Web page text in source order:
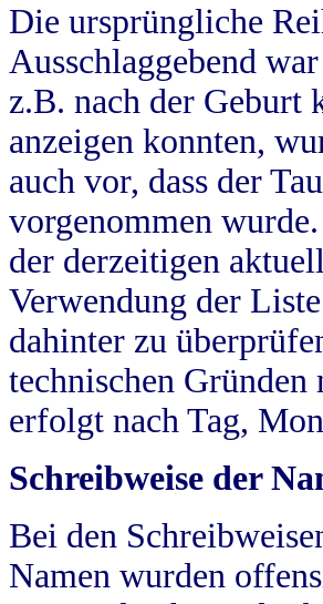
Die ursprüngliche
Ausschlaggebend
z.B. nach der Geburt
anzeigen konnten,
auch vor, dass der
vorgenommen
der derzeitigen
Verwendung der
dahinter zu
technischen
erfolgt nach Tag,
Schreibweise der
Bei den
Namen wurden